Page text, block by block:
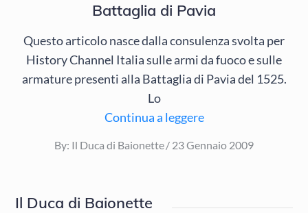
Battaglia di Pavia
Questo articolo nasce dalla consulenza svolta per
History Channel Italia sulle armi da fuoco e sulle
armature presenti alla Battaglia di Pavia del 1525.
Lo
Continua a leggere
By: Il Duca di Baionette
Posted
23 Gennaio 2009
Il Duca di Baionette